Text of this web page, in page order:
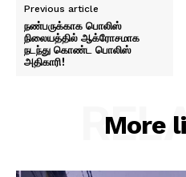
Previous article
நண்பருக்காக பொலிஸ்
நிலையத்தில் ஆக்ரோசமாக
நடந்து கொண்ட பொலிஸ்
அதிகாரி!
More